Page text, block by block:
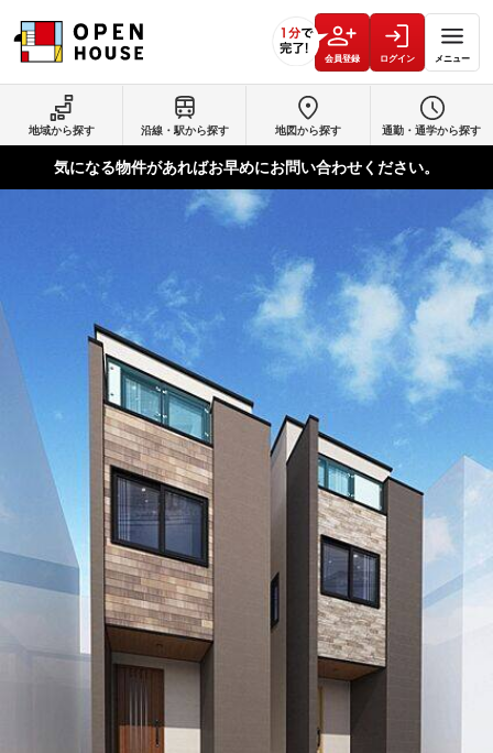
会員登録 ログイン メニュー
地域から探す 沿線・駅から探す 地図から探す 通勤・通学から探す
気になる物件があればお早めにお問い合わせください。